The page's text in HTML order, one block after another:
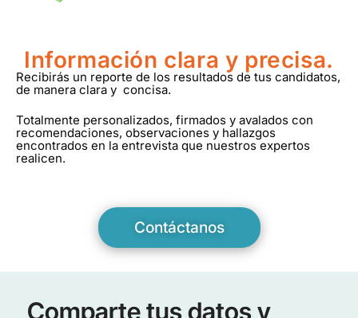
realicen.
Contáctanos
Comparte tus datos y
pronto un asesor se
comunicará contigo.